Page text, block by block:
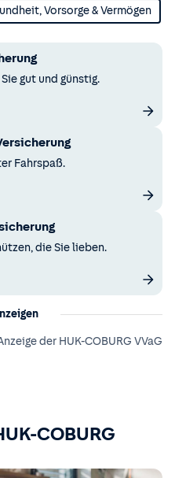
Vorsorge & Vermögen
gut und günstig.
Fahrspaß.
die Sie lieben.
der HUK-COBURG VVaG
COBURG